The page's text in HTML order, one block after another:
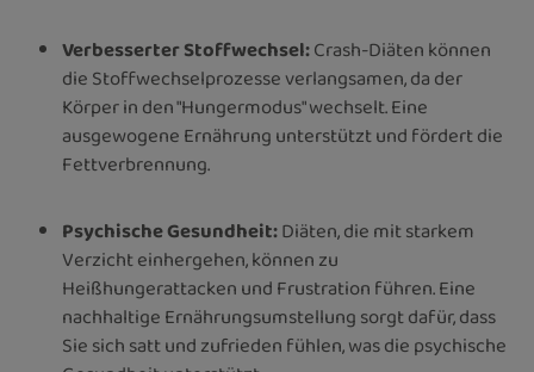
Verbesserter Stoffwechsel:Crash-Diäten können
die Stoffwechselprozesse verlangsamen, da der
Körper in den "Hungermodus" wechselt. Eine
ausgewogene Ernährung unterstützt und fördert die
Fettverbrennung.
Psychische Gesundheit:Diäten, die mit starkem
Verzicht einhergehen, können zu
Heißhungerattacken und Frustration führen. Eine
nachhaltige Ernährungsumstellung sorgt dafür, dass
Sie sich satt und zufrieden fühlen, was die psychische